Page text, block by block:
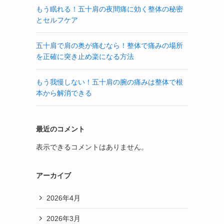
もう眠れる！五十肩の夜間痛に効く整体の秘密
とセルフケア
五十肩で肩の奥が痛むなら！整体で痛みの場所
を正確に突き止め楽になる方法
もう我慢しない！五十肩の腕の痛みは整体で根
本から解消できる
最近のコメント
表示できるコメントはありません。
アーカイブ
2026年4月
2026年3月